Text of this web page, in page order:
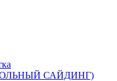
САЙДИНГ)